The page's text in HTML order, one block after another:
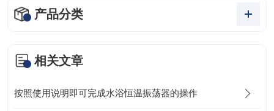
产品分类
相关文章
按照使用说明即可完成水浴恒温振荡器的操作